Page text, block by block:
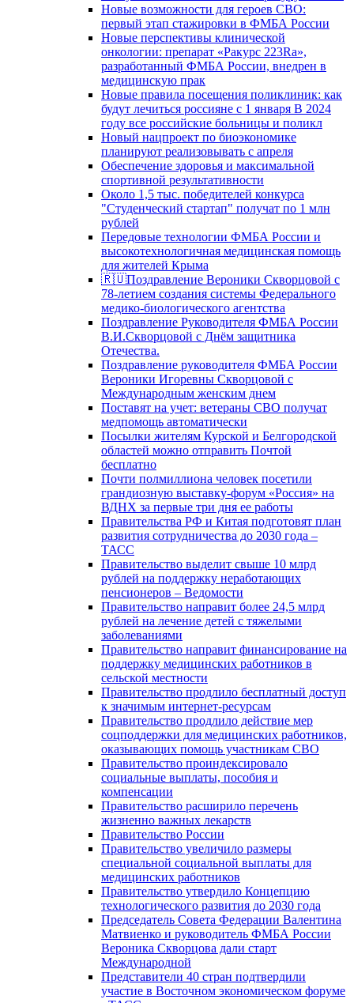
Новые возможности для героев СВО:
первый этап стажировки в ФМБА России
Новые перспективы клинической
онкологии: препарат «Ракурс 223Ra»,
разработанный ФМБА России, внедрен в
медицинскую прак
Новые правила посещения поликлиник: как
будут лечиться россияне с 1 января В 2024
году все российские больницы и поликл
Новый нацпроект по биоэкономике
планируют реализовывать с апреля
Обеспечение здоровья и максимальной
спортивной результативности
Около 1,5 тыс. победителей конкурса
"Студенческий стартап" получат по 1 млн
рублей
Передовые технологии ФМБА России и
высокотехнологичная медицинская помощь
для жителей Крыма
🇷🇺Поздравление Вероники Скворцовой с
78-летием создания системы Федерального
медико-биологического агентства
Поздравление Руководителя ФМБА России
В.И.Скворцовой с Днём защитника
Отечества.
Поздравление руководителя ФМБА России
Вероники Игоревны Скворцовой с
Международным женским днем
Поставят на учет: ветераны СВО получат
медпомощь автоматически
Посылки жителям Курской и Белгородской
областей можно отправить Почтой
бесплатно
Почти полмиллиона человек посетили
грандиозную выставку-форум «Россия» на
ВДНХ за первые три дня ее работы
Правительства РФ и Китая подготовят план
развития сотрудничества до 2030 года –
ТАСС
Правительство выделит свыше 10 млрд
рублей на поддержку неработающих
пенсионеров – Ведомости
Правительство направит более 24,5 млрд
рублей на лечение детей с тяжелыми
заболеваниями
Правительство направит финансирование на
поддержку медицинских работников в
сельской местности
Правительство продлило бесплатный доступ
к значимым интернет-ресурсам
Правительство продлило действие мер
соцподдержки для медицинских работников,
оказывающих помощь участникам СВО
Правительство проиндексировало
социальные выплаты, пособия и
компенсации
Правительство расширило перечень
жизненно важных лекарств
Правительство России
Правительство увеличило размеры
специальной социальной выплаты для
медицинских работников
Правительство утвердило Концепцию
технологического развития до 2030 года
Председатель Совета Федерации Валентина
Матвиенко и руководитель ФМБА России
Вероника Скворцова дали старт
Международной
Представители 40 стран подтвердили
участие в Восточном экономическом форуме